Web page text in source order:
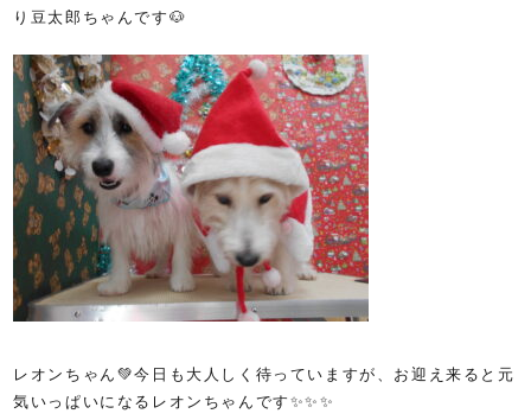
り豆太郎ちゃんです🐶
レオンちゃん💚今日も大人しく待っていますが、お迎え来ると元
気いっぱいになるレオンちゃんです✨✨✨